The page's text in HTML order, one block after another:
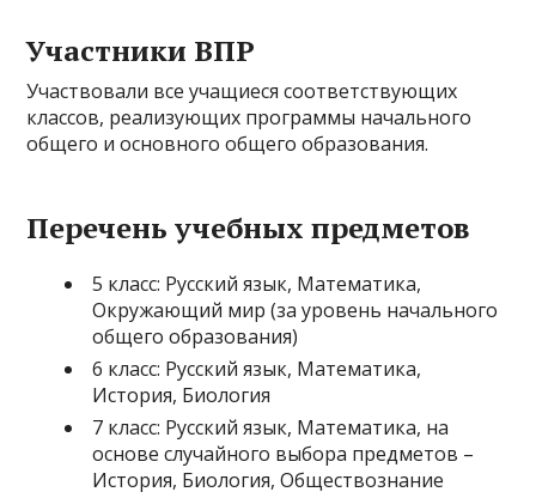
Участники ВПР
Участвовали все учащиеся соответствующих
классов, реализующих программы начального
общего и основного общего образования.
Перечень учебных предметов
5 класс: Русский язык, Математика,
Окружающий мир (за уровень начального
общего образования)
6 класс: Русский язык, Математика,
История, Биология
7 класс: Русский язык, Математика, на
основе случайного выбора предметов –
История, Биология, Обществознание